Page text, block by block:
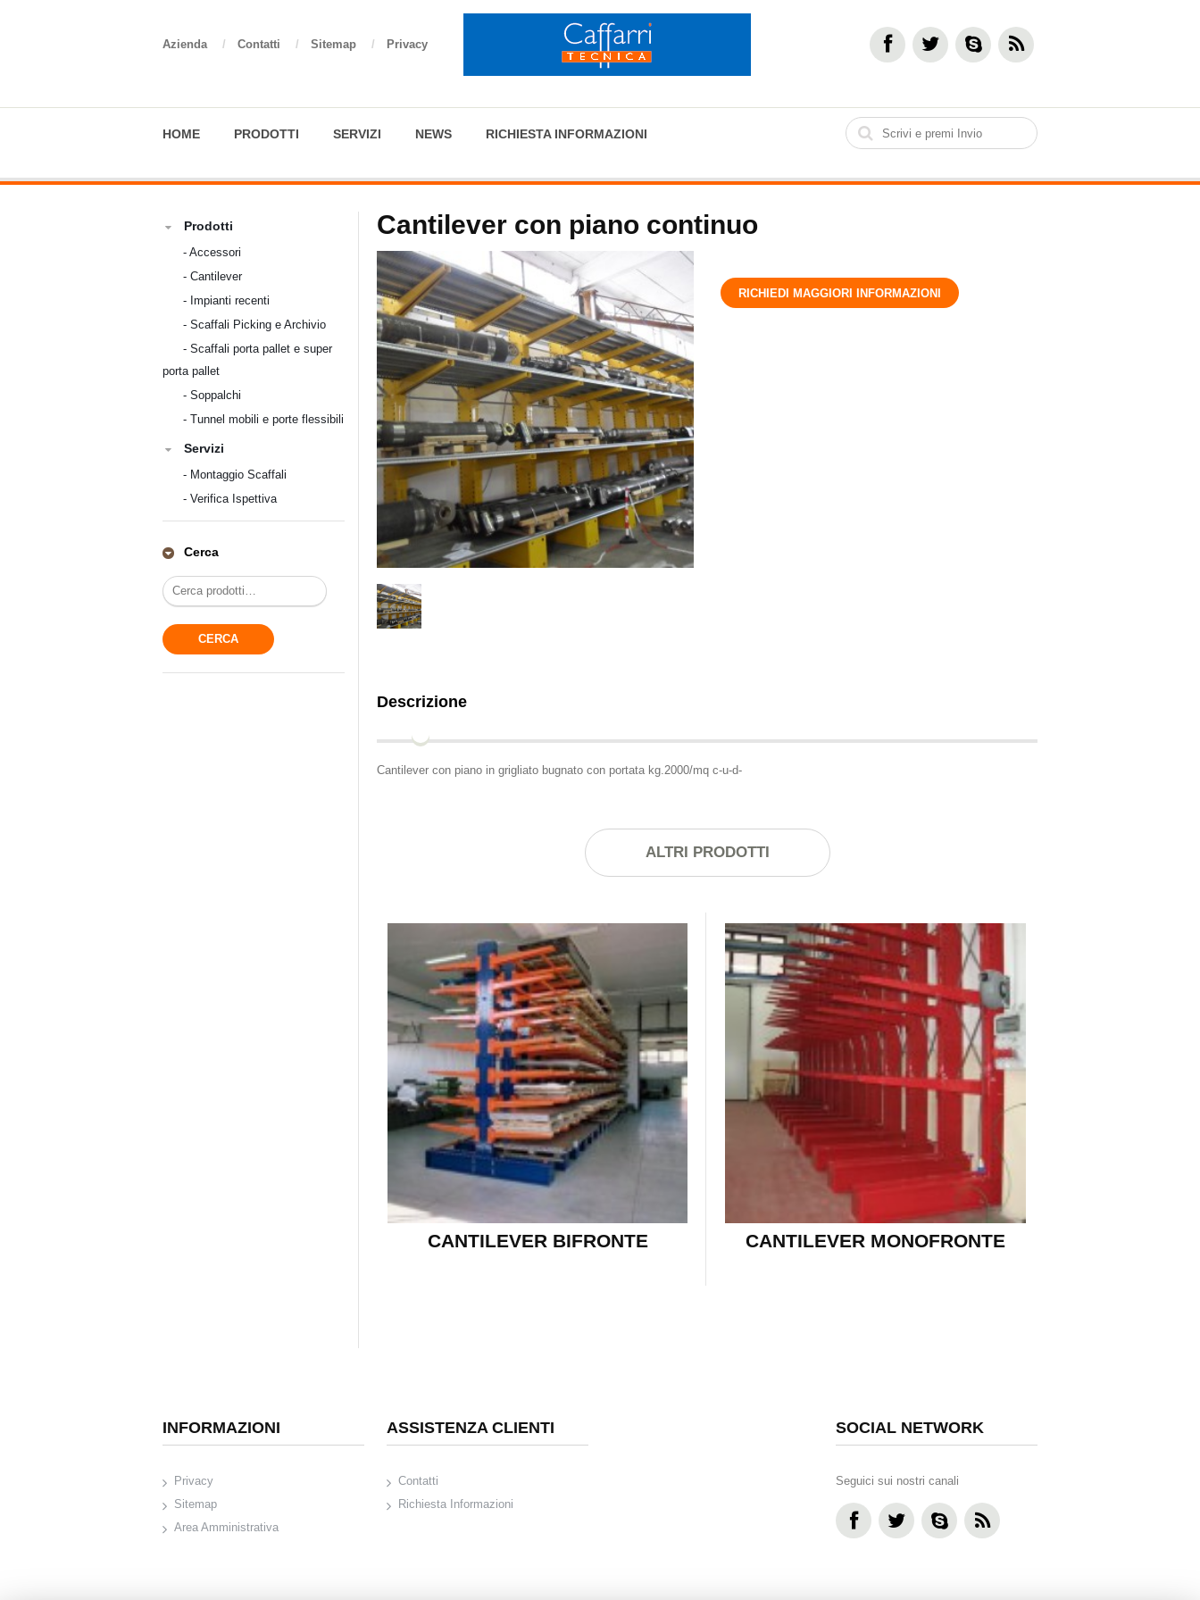
Azienda / Contatti / Sitemap / Privacy
HOME PRODOTTI SERVIZI NEWS RICHIESTA INFORMAZIONI
Prodotti
- Accessori
- Cantilever
- Impianti recenti
- Scaffali Picking e Archivio
- Scaffali porta pallet e super
porta pallet
- Soppalchi
- Tunnel mobili e porte flessibili
Servizi
- Montaggio Scaffali
- Verifica Ispettiva
Cerca
Cantilever con piano continuo
RICHIEDI MAGGIORI INFORMAZIONI
Descrizione
Cantilever con piano in grigliato bugnato con portata kg.2000/mq c-u-d-
ALTRI PRODOTTI
CANTILEVER BIFRONTE CANTILEVER MONOFRONTE
INFORMAZIONI
Privacy
Sitemap
Area Amministrativa
ASSISTENZA CLIENTI
Contatti
Richiesta Informazioni
SOCIAL NETWORK
Seguici sui nostri canali